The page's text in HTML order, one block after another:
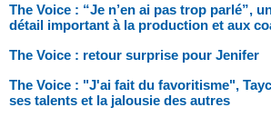
The Voice : “Je n’en ai pas trop parlé”,
détail important à la production et aux
The Voice : retour surprise pour Jenifer
The Voice : "J'ai fait du favoritisme",
ses talents et la jalousie des autres